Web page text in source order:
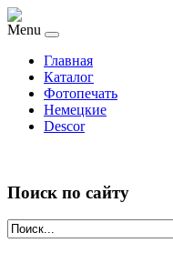
Menu
Главная
Каталог
Фотопечать
Немецкие
Descor
Поиск по сайту